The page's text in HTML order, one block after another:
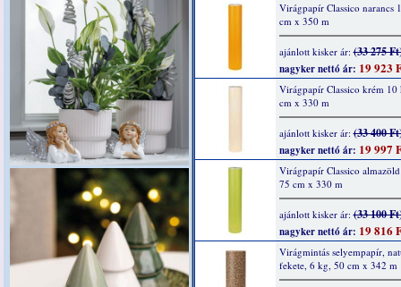
Virágpapír Classico narancs
cm x 350 m
ajánlott kisker ár:(33 275
nagyker nettó ár: 19 923
Virágpapír Classico krém 10
cm x 330 m
ajánlott kisker ár:(33 400
nagyker nettó ár: 19 997
Virágpapír Classico
75 cm x 330 m
ajánlott kisker ár:(33 100
nagyker nettó ár: 19 816
Virágmintás selyempapír,
fekete, 6 kg, 50 cm x 342 m